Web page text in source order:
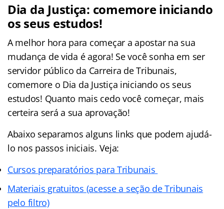
Dia da Justiça: comemore iniciando
os seus estudos!
A melhor hora para começar a apostar na sua
mudança de vida é agora! Se você sonha em ser
servidor público da Carreira de Tribunais,
comemore o Dia da Justiça iniciando os seus
estudos! Quanto mais cedo você começar, mais
certeira será a sua aprovação!
Abaixo separamos alguns links que podem ajudá-
lo nos passos iniciais. Veja:
Cursos preparatórios para Tribunais
Materiais gratuitos (acesse a seção de Tribunais
pelo filtro)